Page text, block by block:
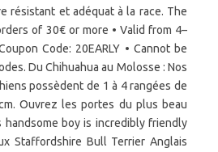
résistant et adéquat à la race. The
of 30€ or more • Valid from 4–
Code: 20EARLY • Cannot be
Du Chihuahua au Molosse : Nos
possèdent de 1 à 4 rangées de
Ouvrez les portes du plus beau
handsome boy is incredibly friendly
Staffordshire Bull Terrier Anglais